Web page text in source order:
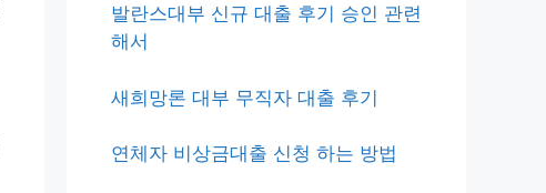
발란스대부 신규 대출 후기 승인 관련
해서
새희망론 대부 무직자 대출 후기
연체자 비상금대출 신청 하는 방법